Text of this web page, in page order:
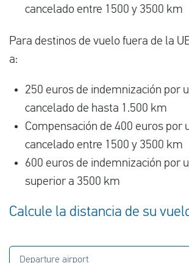
cancelado entre 1500 y 3500 km
Para destinos de vuelo fuera de la
a:
250 euros de indemnización por
cancelado de hasta 1.500 km
Compensación de 400 euros por
cancelado entre 1500 y 3500 km
600 euros de indemnización por
superior a 3500 km
Calcule la distancia de su
Departure airport